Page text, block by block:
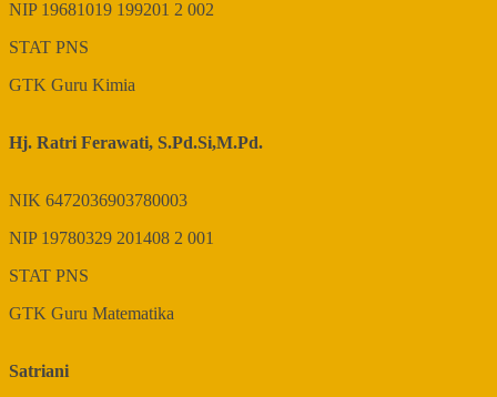
NIP 19681019 199201 2 002
STAT PNS
GTK Guru Kimia
Hj. Ratri Ferawati, S.Pd.Si,M.Pd.
NIK 6472036903780003
NIP 19780329 201408 2 001
STAT PNS
GTK Guru Matematika
Satriani